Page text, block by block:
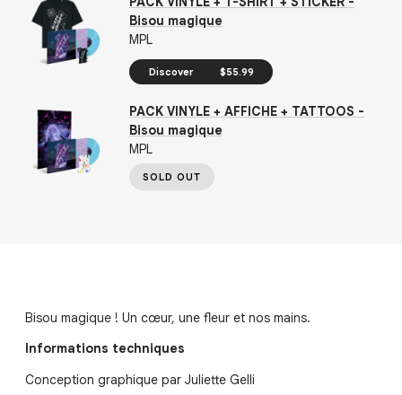
Bisou magique
MPL
Discover $55.99
PACK VINYLE + AFFICHE + TATTOOS -
Bisou magique
MPL
SOLD OUT
Bisou magique ! Un cœur, une fleur et nos mains.
Informations techniques
Conception graphique par Juliette Gelli